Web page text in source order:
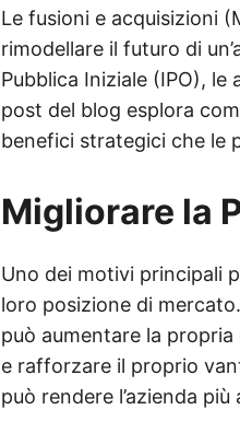
Le fusioni e acquisizioni
rimodellare il futuro di
Pubblica Iniziale (IPO),
post del blog esplora
benefici strategici che le
Migliorare la
Uno dei motivi principali
loro posizione di
può aumentare la
e rafforzare il proprio
può rendere l’azienda